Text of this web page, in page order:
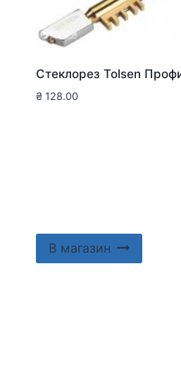
Стеклорез Tolsen
₴ 128.00
В магазин